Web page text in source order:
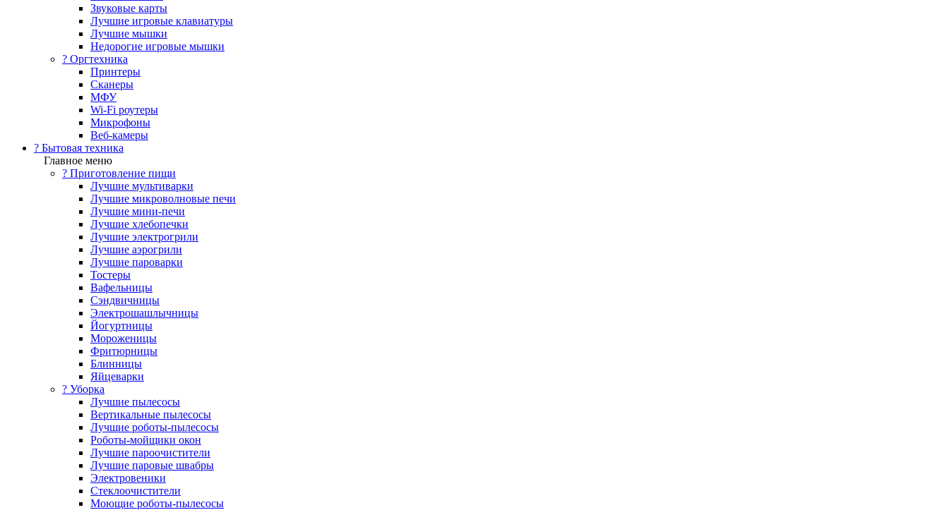
Звуковые карты
Лучшие игровые клавиатуры
Лучшие мышки
Недорогие игровые мышки
?️ Оргтехника
Принтеры
Сканеры
МФУ
Wi-Fi роутеры
Микрофоны
Веб-камеры
? Бытовая техника
Главное меню
? Приготовление пищи
Лучшие мультиварки
Лучшие микроволновые печи
Лучшие мини-печи
Лучшие хлебопечки
Лучшие электрогрили
Лучшие аэрогрили
Лучшие пароварки
Тостеры
Вафельницы
Сэндвичницы
Электрошашлычницы
Йогуртницы
Мороженицы
Фритюрницы
Блинницы
Яйцеварки
? Уборка
Лучшие пылесосы
Вертикальные пылесосы
Лучшие роботы-пылесосы
Роботы-мойщики окон
Лучшие пароочистители
Лучшие паровые швабры
Электровеники
Стеклоочистители
Моющие роботы-пылесосы